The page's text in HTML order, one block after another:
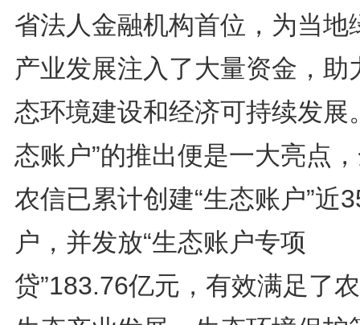
省法人金融机构首位，为当地
产业发展注入了大量资金，助
态环境建设和经济可持续发展
态账户”的推出便是一大亮点
农信已累计创建“生态账户”近
户，并发放“生态账户专项
贷”183.76亿元，有效满足了